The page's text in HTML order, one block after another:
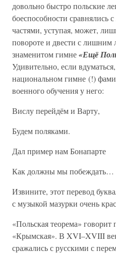
довольно быстро польские
боеспособности
частями, уступая, может,
повороте и двести с лишним
знаменитом гимне«Ещё
Удивительно, если
национальном гимне (!)
военного обучения у него:
Вислу перейдём и Варту,
Будем поляками.
Дал пример нам Бонапарте
Как должны мы побеждать…
Извините, этот перевод
с музыкой мазурки очень
«Польская теорема»
«Крымская». В XVI–XVIII
сражались с русскими с